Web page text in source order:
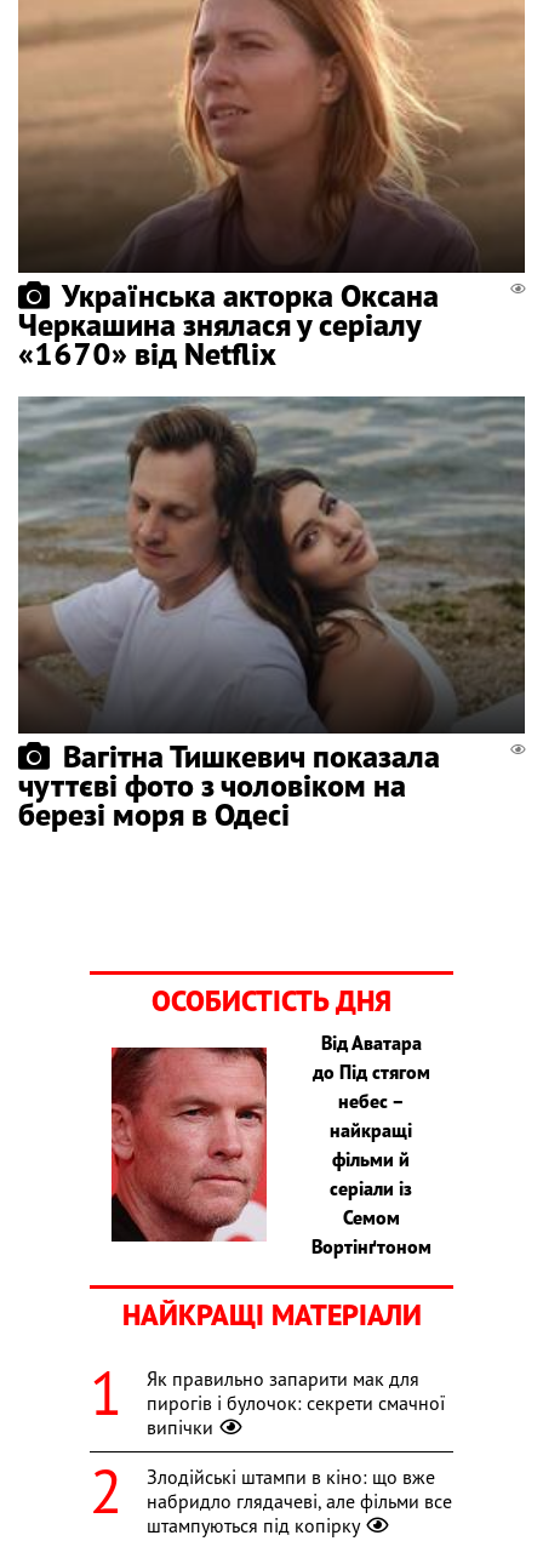
Українська акторка Оксана
Черкашина знялася у серіалу
«1670» від Netflix
Вагітна Тишкевич показала
чуттєві фото з чоловіком на
березі моря в Одесі
ОСОБИСТІСТЬ ДНЯ
Від Аватара
до Під стягом
небес –
найкращі
фільми й
серіали із
Семом
Вортінґтоном
НАЙКРАЩІ МАТЕРІАЛИ
Як правильно запарити мак для
пирогів і булочок: секрети смачної
випічки
Злодійські штампи в кіно: що вже
набридло глядачеві, але фільми все
штампуються під копірку